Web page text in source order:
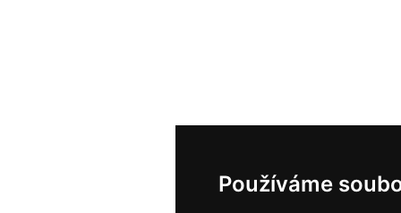
Používáme